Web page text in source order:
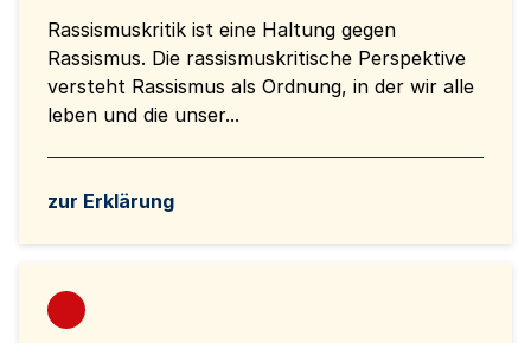
Rassismuskritik ist eine Haltung gegen
Rassismus. Die rassismuskritische Perspektive
versteht Rassismus als Ordnung, in der wir alle
leben und die unser...
zur Erklärung